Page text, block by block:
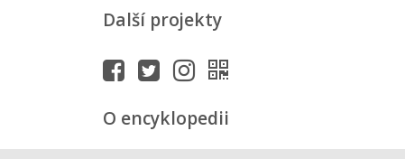
Další projekty
O encyklopedii